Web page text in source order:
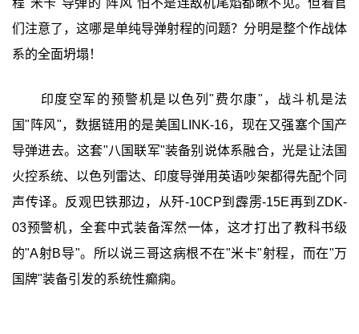
程"米卡"导弹的"阵风"怕不是连敌机尾焰都瞅不见。但看官
们注意了，这哪是单纯导弹射程的问题？分明是整个作战体
系的全面坍塌！
印度空军的预警机是以色列"费尔康"，战斗机是法
国"阵风"，数据链用的是美国LINK-16，现在又强塞个国产
导弹进去。这套"八国联军"装备别说体系融合，光是让法国
火控系统、以色列雷达、印度导弹用英语吵架都得先配个同
声传译。反观巴铁那边，从歼-10CP到霹雳-15E再到ZDK-
03预警机，全套中式装备浑然一体，这才打出了教科书级
的"A射B导"。所以说三哥这病根不在"米卡"射程，而在"万
国牌"装备引发的系统性癫痫。